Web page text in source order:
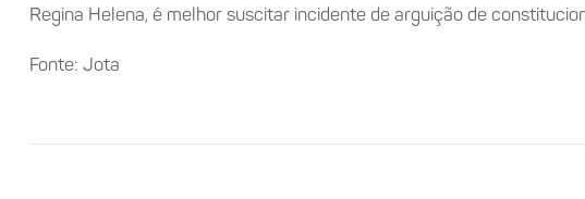
Regina Helena, é melhor suscitar incidente de arguição de
Fonte: Jota